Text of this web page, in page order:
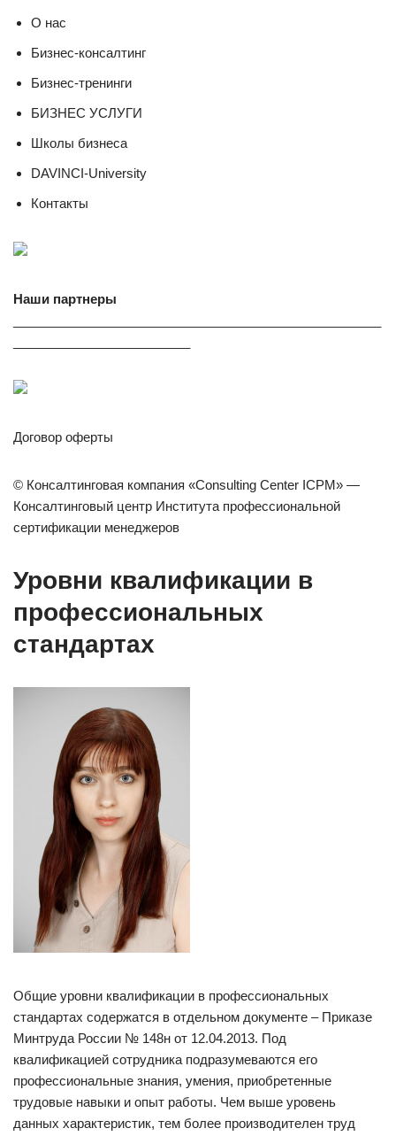
О нас
Бизнес-консалтинг
Бизнес-тренинги
БИЗНЕС УСЛУГИ
Школы бизнеса
DAVINCI-University
Контакты
Наши партнеры
Договор оферты
© Консалтинговая компания «Consulting Center ICPM» —
Консалтинговый центр Института профессиональной
сертификации менеджеров
Уровни квалификации в
профессиональных
стандартах
Общие уровни квалификации в профессиональных
стандартах содержатся в отдельном документе – Приказе
Минтруда России № 148н от 12.04.2013. Под
квалификацией сотрудника подразумеваются его
профессиональные знания, умения, приобретенные
трудовые навыки и опыт работы. Чем выше уровень
данных характеристик, тем более производителен труд